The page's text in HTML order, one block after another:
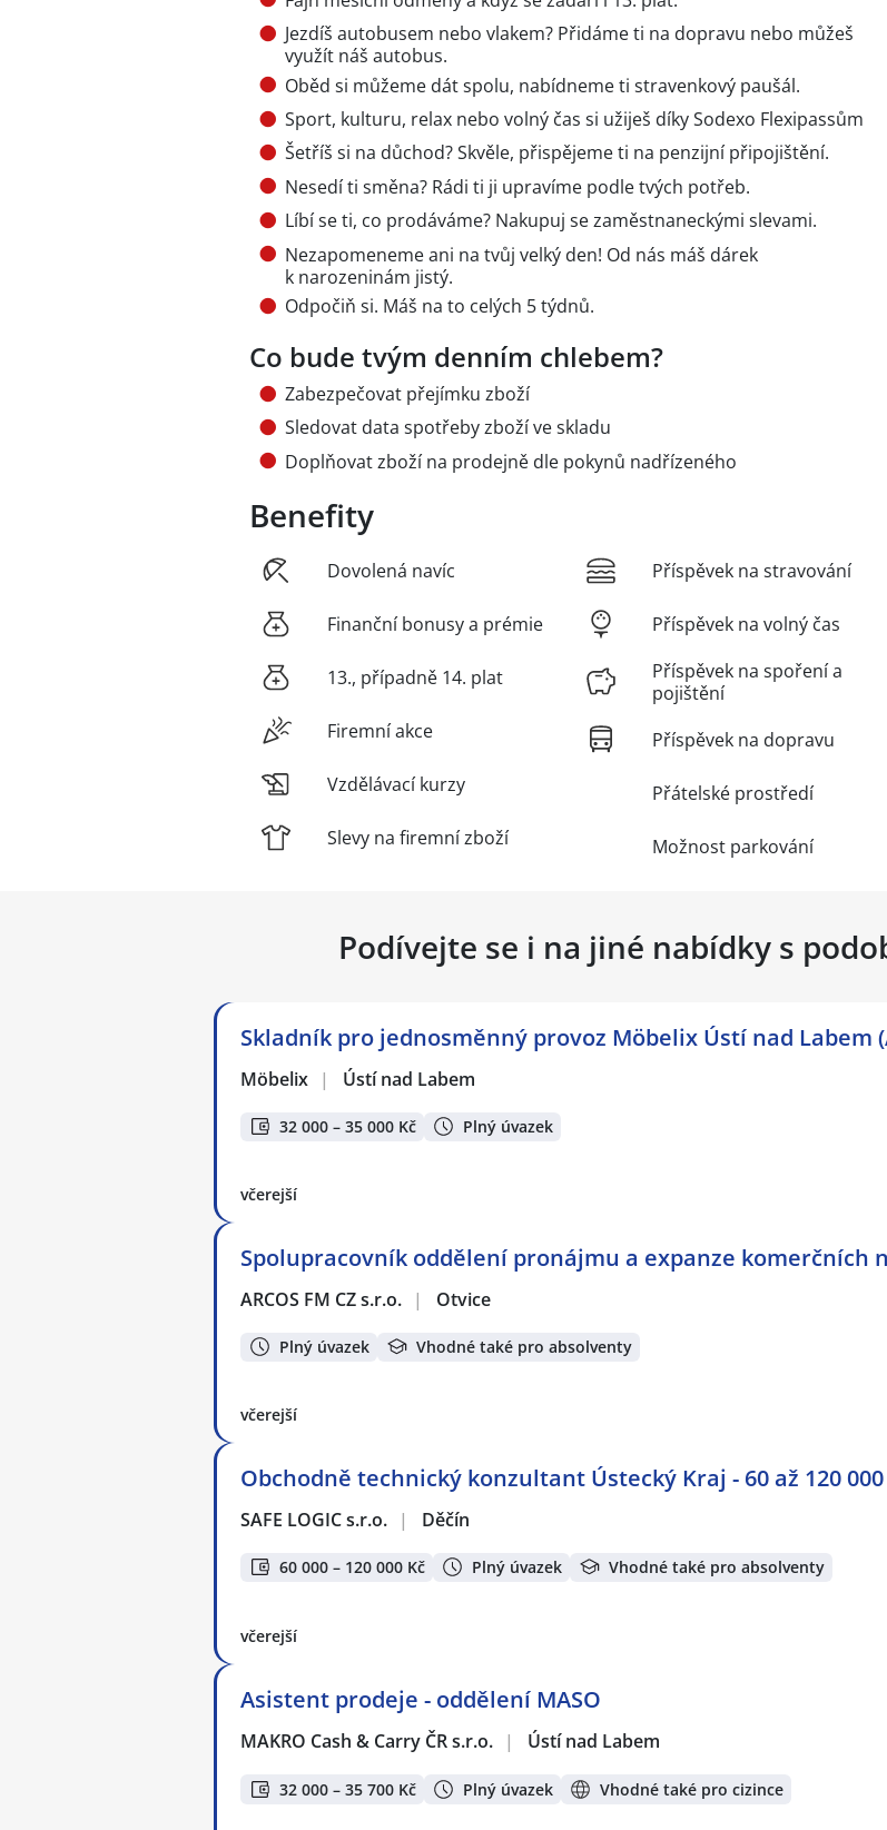
Jezdíš autobusem nebo vlakem? Přidáme ti na dopravu nebo můžeš
využít náš autobus.
Oběd si můžeme dát spolu, nabídneme ti stravenkový paušál.
Sport, kulturu, relax nebo volný čas si užiješ díky Sodexo Flexipassům
Šetříš si na důchod? Skvěle, přispějeme ti na penzijní připojištění.
Nesedí ti směna? Rádi ti ji upravíme podle tvých potřeb.
Líbí se ti, co prodáváme? Nakupuj se zaměstnaneckými slevami.
Nezapomeneme ani na tvůj velký den! Od nás máš dárek
k narozeninám jistý.
Odpočiň si. Máš na to celých 5 týdnů.
Co bude tvým denním chlebem?
Zabezpečovat přejímku zboží
Sledovat data spotřeby zboží ve skladu
Doplňovat zboží na prodejně dle pokynů nadřízeného
Benefity
Dovolená navíc
Finanční bonusy a prémie
13., případně 14. plat
Firemní akce
Vzdělávací kurzy
Slevy na firemní zboží
Příspěvek na stravování
Příspěvek na volný čas
Příspěvek na spoření a
pojištění
Příspěvek na dopravu
Přátelské prostředí
Možnost parkování
Podívejte se i na jiné nabídky s
Skladník pro jednosměnný provoz Möbelix Ústí nad Labem
Möbelix | Ústí nad Labem
32 000 – 35 000 Kč Plný úvazek
včerejší
Spolupracovník oddělení pronájmu a expanze komerčních
ARCOS FM CZ s.r.o. | Otvice
Plný úvazek Vhodné také pro absolventy
včerejší
Obchodně technický konzultant Ústecký Kraj - 60 až 120 000
SAFE LOGIC s.r.o. | Děčín
60 000 – 120 000 Kč Plný úvazek Vhodné také pro absolventy
včerejší
Asistent prodeje - oddělení MASO
MAKRO Cash & Carry ČR s.r.o. | Ústí nad Labem
32 000 – 35 700 Kč Plný úvazek Vhodné také pro cizince